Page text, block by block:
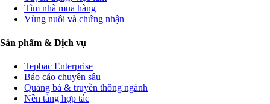
Tìm nhà mua hàng
Vùng nuôi và chứng nhận
Sản phẩm & Dịch vụ
Tepbac Enterprise
Báo cáo chuyên sâu
Quảng bá & truyền thông ngành
Nền tảng hợp tác